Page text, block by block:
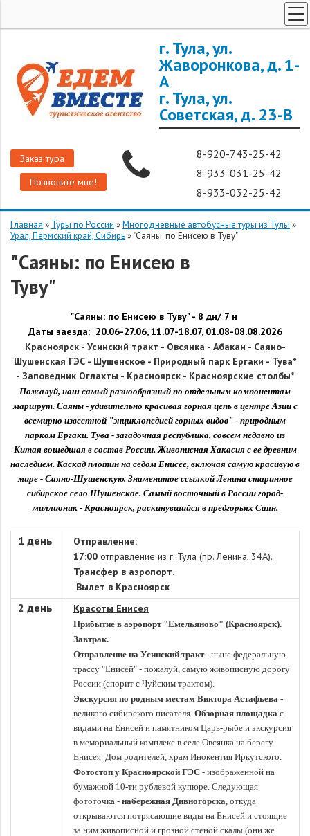
г. Тула, ул.
Жаворонкова, д. 1-
А
г. Тула, ул.
Советская, д. 23-В
Заказ тура
Позвоните мне!
8-920-743-25-42
8-933-031-25-42
8-933-032-25-42
ЗАРУБЕЖНЫЕ ТУРЫ
ТУРЫ ДЛЯ ГРУПП
ГОРЯЩИЕ ТУРЫ
О КОМПАНИИ
Главная » Туры по России »Многодневные автобусные туры из Тулы »
Урал, Пермский край, Сибирь»"Саяны: по Енисею в Туву"
"Саяны: по Енисею в
Туву"
"Саяны: по Енисею в Туву"- 8 дн/ 7 н
Даты заезда: 20.06-27.06, 11.07-18.07, 01.08-08.08.2026
Красноярск - Усинский тракт - Овсянка - Абакан - Саяно-
Шушенская ГЭС - Шушенское - Природный парк Ергаки - Тува*
- Заповедник Оглахты - Красноярск - Красноярские столбы*
Пожалуй, наш самый разнообразный по отдельным компонентам
маршрут. Саяны - удивительно красивая горная цепь в центре Азии c
всемирно известной "энциклопедией горных видов" - природным
парком Ергаки. Тува - загадочная республика, совсем недавно из
Китая вошедшая в состав России. Живописная Хакасия с ее древним
наследием. Каскад плотин на седом Енисее, включая самую красивую в
мире - Саяно-Шушенскую. Знаменитое ссылкой Ленина старинное
сибирское село Шушенское. Самый восточный в России город-
миллионик - Красноярск, раскинувшийся в предгорьях Саян.
1 день
Отправление:
17:00 отправление из г. Тула (пр. Ленина, 34А).
Трансфер в аэропорт.
Вылет в Красноярск
2 день Красоты Енисея
Прибытие в аэропорт "Емельяново" (Красноярск).
Завтрак.
Отправление на Усинский тракт- ныне федеральную
трассу "Енисей" - пожалуй, самую живописную дорогу
России (спорит с Чуйским трактом).
Экскурсия по родным местам Виктора Астафьева -
великого сибирского писателя. Обзорная площадка с
видами на Енисей и памятником Царь-рыбе и экскурсия
в мемориальный комплекс в селе Овсянка на берегу
Енисея. Дом родителей, храм Инокентия Иркутского.
Фотостоп у Красноярской ГЭС - изображенной на
бумажной 10-ти рублевой купюре. Следующая
фототочка - набережная Дивногорска, откуда
открываются потрясающие виды на Енисей и стоящие
за ним живописной и грозной стеной скалы (они же